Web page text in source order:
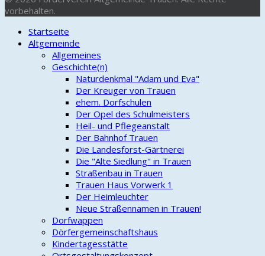
vorbehalten.
Startseite
Altgemeinde
Allgemeines
Geschichte(n)
Naturdenkmal "Adam und Eva"
Der Kreuger von Trauen
ehem. Dorfschulen
Der Opel des Schulmeisters
Heil- und Pflegeanstalt
Der Bahnhof Trauen
Die Landesforst-Gärtnerei
Die "Alte Siedlung" in Trauen
Straßenbau in Trauen
Trauen Haus Vorwerk 1
Der Heimleuchter
Neue Straßennamen in Trauen!
Dorfwappen
Dörfergemeinschaftshaus
Kindertagesstätte